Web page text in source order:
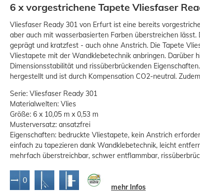
6 x vorgestrichene Tapete Vliesfaser
Vliesfaser Ready 301 von Erfurt ist eine bereits
aber auch mit wasserbasierten Farben überstreichen
geprägt und kratzfest - auch ohne Anstrich. Die Tapete
Vliestapete mit der Wandklebetechnik anbringen. Darüber
Dimensionsstabilität und rissüberbrückenden
hergestellt und ist durch Kompensation CO2-neutral.
Serie: Vliesfaser Ready 301
Materialwelten: Vlies
Größe: 6 x 10,05 m x 0,53 m
Musterversatz: ansatzfrei
Eigenschaften: bedruckte Vliestapete, kein Anstrich
einfach zu tapezieren dank Wandklebetechnik, leicht
mehrfach überstreichbar, schwer entflammbar,
mehr Infos